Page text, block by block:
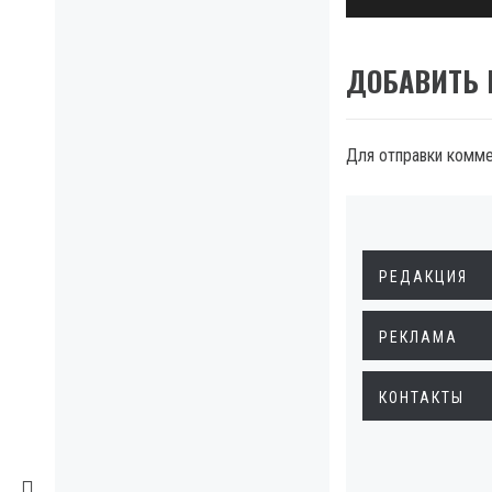
ДОБАВИТЬ
Для отправки
РЕДАКЦИЯ
РЕКЛАМА
КОНТАКТЫ